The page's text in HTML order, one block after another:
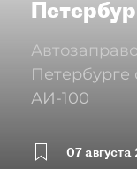
Петербурге
АИ-100
07